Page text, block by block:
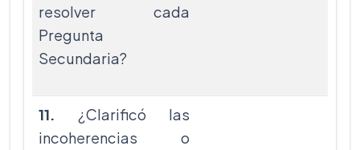
resolver cada
Pregunta
Secundaria?
11. ¿Clarificó las
incoherencias o